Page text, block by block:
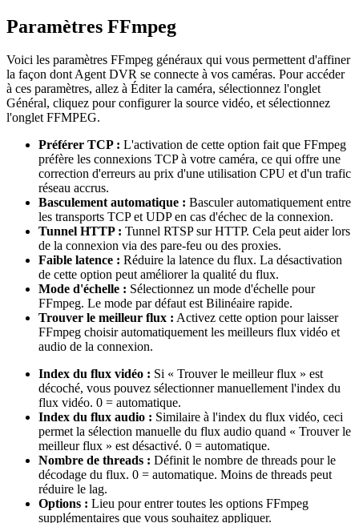
Paramètres FFmpeg
Voici les paramètres FFmpeg généraux qui vous permettent d'affiner
la façon dont Agent DVR se connecte à vos caméras. Pour accéder
à ces paramètres, allez à Éditer la caméra, sélectionnez l'onglet
Général, cliquez pour configurer la source vidéo, et sélectionnez
l'onglet FFMPEG.
Préférer TCP : L'activation de cette option fait que FFmpeg
préfère les connexions TCP à votre caméra, ce qui offre une
correction d'erreurs au prix d'une utilisation CPU et d'un trafic
réseau accrus.
Basculement automatique : Basculer automatiquement entre
les transports TCP et UDP en cas d'échec de la connexion.
Tunnel HTTP : Tunnel RTSP sur HTTP. Cela peut aider lors
de la connexion via des pare-feu ou des proxies.
Faible latence : Réduire la latence du flux. La désactivation
de cette option peut améliorer la qualité du flux.
Mode d'échelle : Sélectionnez un mode d'échelle pour
FFmpeg. Le mode par défaut est Bilinéaire rapide.
Trouver le meilleur flux : Activez cette option pour laisser
FFmpeg choisir automatiquement les meilleurs flux vidéo et
audio de la connexion.
Index du flux vidéo : Si « Trouver le meilleur flux » est
décoché, vous pouvez sélectionner manuellement l'index du
flux vidéo. 0 = automatique.
Index du flux audio : Similaire à l'index du flux vidéo, ceci
permet la sélection manuelle du flux audio quand « Trouver le
meilleur flux » est désactivé. 0 = automatique.
Nombre de threads : Définit le nombre de threads pour le
décodage du flux. 0 = automatique. Moins de threads peut
réduire le lag.
Options : Lieu pour entrer toutes les options FFmpeg
supplémentaires que vous souhaitez appliquer.